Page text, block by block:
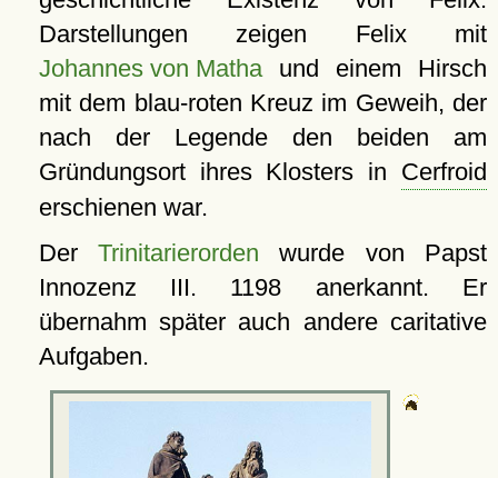
Darstellungen zeigen Felix mit
Johannes von Mathaund einem Hirsch
mit dem blau-roten Kreuz im Geweih, der
nach der Legende den beiden am
Gründungsort ihres Klosters in Cerfroid
erschienen war.
DerTrinitarierorden wurde von Papst
Innozenz III. 1198 anerkannt. Er
übernahm später auch andere caritative
Aufgaben.